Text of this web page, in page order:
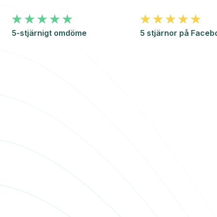
5-stjärnigt omdöme 5 stjärnor på